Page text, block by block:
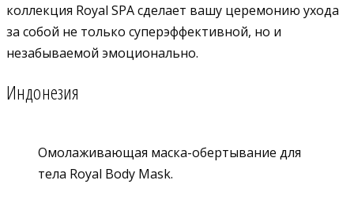
коллекция Royal SPA сделает вашу церемонию ухода
за собой не только суперэффективной, но и
незабываемой эмоционально.
Индонезия
Омолаживающая маска-обертывание для
тела Royal Body Mask.